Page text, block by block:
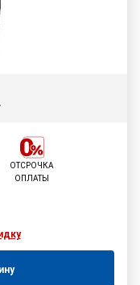
ОТСРОЧКА
ОПЛАТЫ